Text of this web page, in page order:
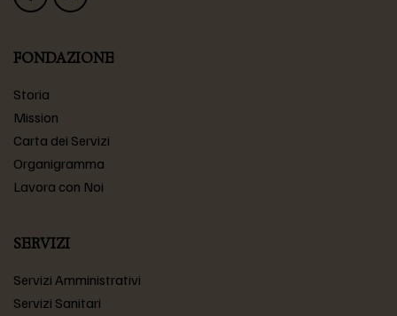
FONDAZIONE
Storia
Mission
Carta dei Servizi
Organigramma
Lavora con Noi
SERVIZI
Servizi Amministrativi
Servizi Sanitari